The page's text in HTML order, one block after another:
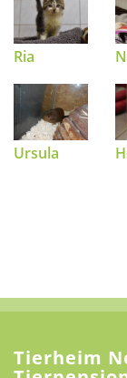
Ria
Ursula
Tierheim